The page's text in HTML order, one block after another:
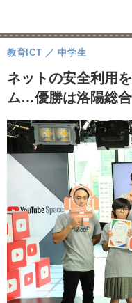
ネットの安全利用
ム…優勝は洛陽総
教育ICT 中学生